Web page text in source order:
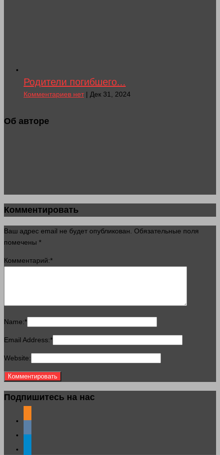
Родители погибшего...
Комментариев нет| Дек 31, 2024
Об авторе
Комментировать
Ваш адрес email не будет опубликован. Обязательные поля
помечены *
Комментарий:*
Name:*
Email Address:*
Website:
Подпишитесь на нас